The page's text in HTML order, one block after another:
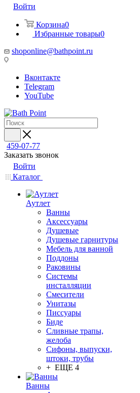
Войти
Корзина0
Избранные товары0
shoponline@bathpoint.ru
Вконтакте
Telegram
YouTube
459-07-77
Заказать звонок
Войти
Каталог
Аутлет
Ванны
Аксессуары
Душевые
Душевые гарнитуры
Мебель для ванной
Поддоны
Раковины
Системы
инсталляции
Смесители
Унитазы
Писсуары
Биде
Сливные трапы,
желоба
Сифоны, выпуски,
штоки, трубы
+ ЕЩЕ 4
Ванны